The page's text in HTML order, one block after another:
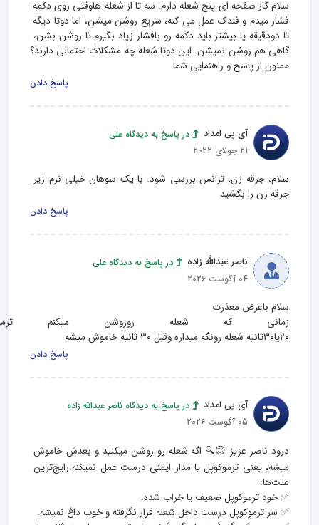
سلام گاز صفحه ای پنج شعله دارم. سه تا از شعله هاوقتی روی دکمه
فشار میدم و فندک عمل می کنه، سریع روشن میشن، اما دوتا دیگه
تا دودقیقه یا بیشتر باید دکمه رو بافشار زیاد بگیرم تا روشن بشن،
گاهی هم روشن نمیشن. این دوتا شعله چه مشکلات احتمالی دارند؟
ممنون از پاسخ و راهنمایی شما
پاسخ دادن
آی پی امداد
در پاسخ به دیدگاه علی
21 جولای 2022
سلام، جرقه زن، ترانس بررسی شود. با یک سوهان خیلی نرم زیر
جرقه زن را بکشید
پاسخ دادن
ناصر عبدالله زاده
در پاسخ به دیدگاه علی
04 آگوست 2026
زمانی که شعله روروشن میکنم
۲۰یا۳۰ثانیه شعله رونگه میداره وقبل ۳۰ ثانیه خاموش میشه
پاسخ دادن
آی پی امداد
در پاسخ به دیدگاه ناصر عبدالله زاده
05 آگوست 2026
درود ناصر عزیز 😌🔍 اگه شعله رو روشن میکنید و بعدش خاموش
میشه، یعنی ترموکوپل یا مدار ایمنی درست عمل نمیکنه.رایج‌ترین